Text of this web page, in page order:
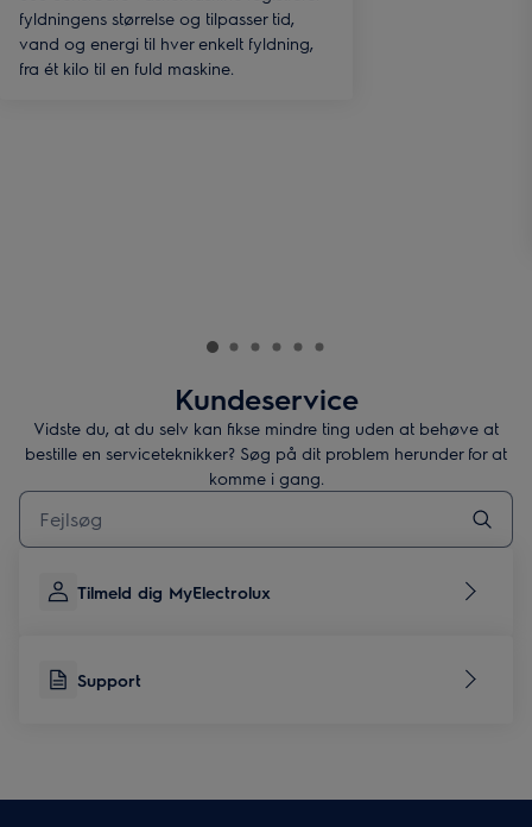
fyldningens størrelse og tilpasser tid,
vand og energi til hver enkelt fyldning,
fra ét kilo til en fuld maskine.
Kundeservice
Vidste du, at du selv kan fikse mindre ting uden at behøve at
bestille en serviceteknikker? Søg på dit problem herunder for at
komme i gang.
Skriv her for at søge efter supportartikler
Tilmeld dig MyElectrolux
Support